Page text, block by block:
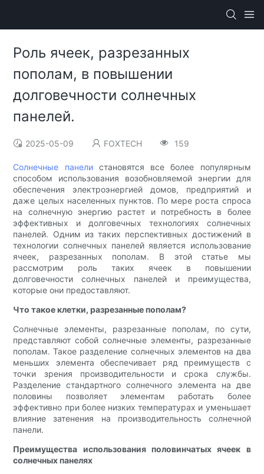
Роль ячеек, разрезанных
пополам, в повышении
долговечности солнечных
панелей.
2025-05-09 FOXTECH 159
Солнечные панелистановятся все более популярным
способом использования возобновляемой энергии для
обеспечения электроэнергией домов, предприятий и
даже целых населенных пунктов. По мере роста спроса
на солнечную энергию растет и потребность в более
эффективных и долговечных технологиях солнечных
панелей. Одним из таких перспективных достижений в
технологии солнечных панелей является использование
ячеек, разрезанных пополам. В этой статье мы
рассмотрим роль таких ячеек в повышении
долговечности солнечных панелей и преимущества,
которые они предоставляют.
Что такое клетки, разрезанные пополам?
Солнечные элементы, разрезанные пополам, по сути,
представляют собой солнечные элементы, разрезанные
пополам. Такое разделение солнечных элементов на два
меньших элемента обеспечивает ряд преимуществ с
точки зрения производительности и срока службы.
Разделение стандартного солнечного элемента на две
половины позволяет элементам работать более
эффективно при более низких температурах и уменьшает
влияние затенения на производительность солнечной
панели.
Преимущества использования половинчатых ячеек в
солнечных панелях